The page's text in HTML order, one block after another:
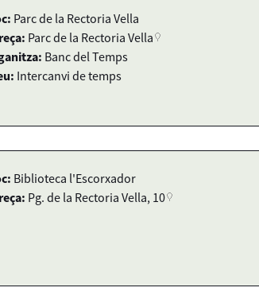
Parc de la Rectoria Vella
Parc de la Rectoria Vella
Banc del Temps
Intercanvi de temps
Biblioteca l'Escorxador
Pg. de la Rectoria Vella, 10